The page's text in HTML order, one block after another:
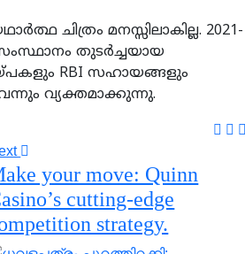
ചിത്രം മനസ്സിലാകില്ല. 2021-
തുടര്‍ച്ചയായ
RBI സഹായങ്ങളും
വ്യക്തമാക്കുന്നു.
your move: Quinn
cutting-edge
strategy.